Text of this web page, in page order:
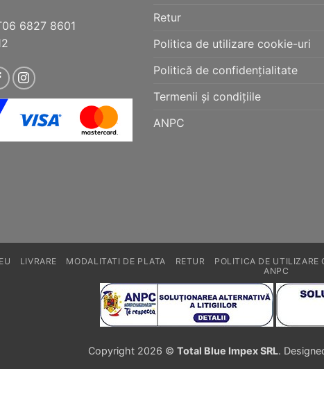
6827 8601
Retur
Politica de utilizare cookie-uri
Politică de confidențialitate
Termenii și condițiile
ANPC
LIVRARE MODALITATI DE PLATA RETUR POLITICA DE UTILIZARE
ANPC
Copyright 2026 © Total Blue Impex SRL.